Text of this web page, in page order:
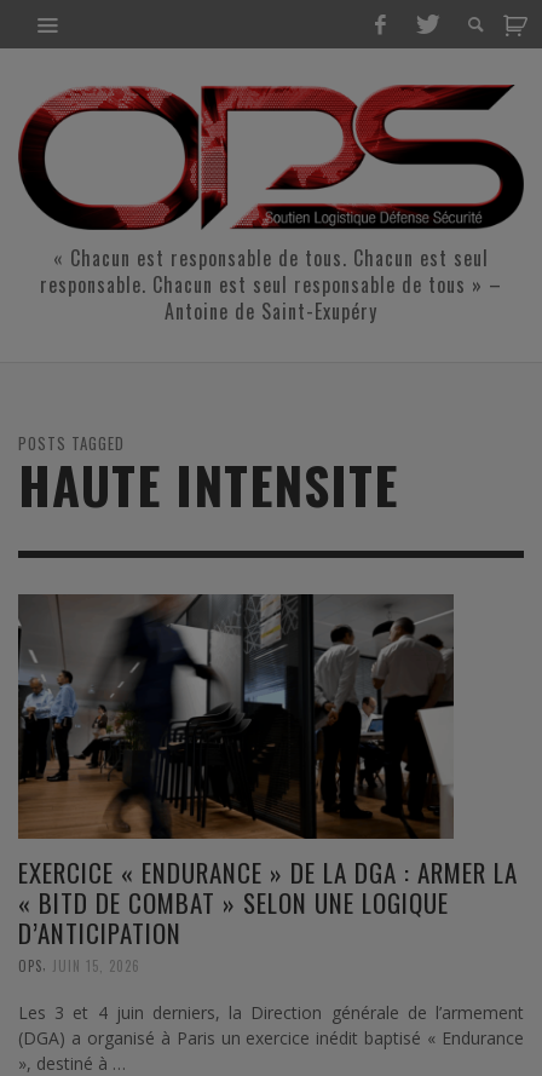
« Chacun est responsable de tous. Chacun est seul
responsable. Chacun est seul responsable de tous » –
Antoine de Saint-Exupéry
POSTS TAGGED
HAUTE INTENSITE
EXERCICE « ENDURANCE » DE LA DGA : ARMER LA
« BITD DE COMBAT » SELON UNE LOGIQUE
D’ANTICIPATION
OPS JUIN 15, 2026
Les 3 et 4 juin derniers, la Direction générale de l’armement
(DGA) a organisé à Paris un exercice inédit baptisé « Endurance
», destiné à …